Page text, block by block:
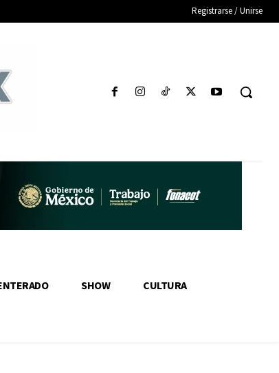
Registrarse / Unirse
SHOW CULTURA